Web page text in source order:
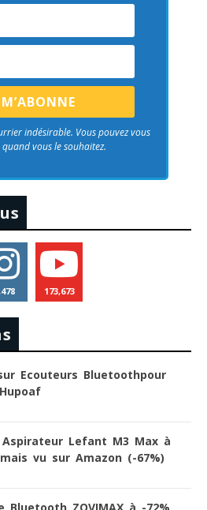
indésirable. Vous pouvez vous
vous le souhaitez.
173,673
Ecouteurs Bluetoothpour
Aspirateur Lefant M3 Max à
vu sur Amazon (-67%)